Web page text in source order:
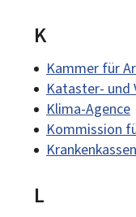
K
Kammer für
Kataster- und
Klima-Agence
Kommission
L